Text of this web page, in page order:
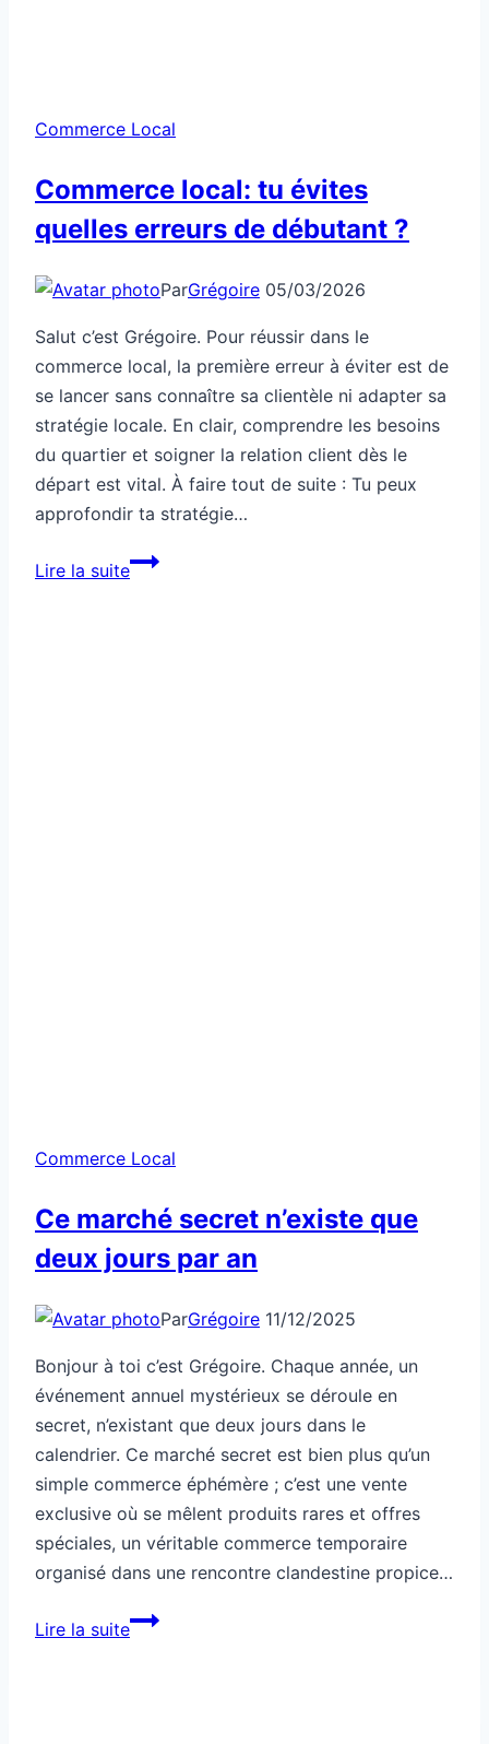
Commerce Local
Commerce local: tu évites
quelles erreurs de débutant ?
ParGrégoire 05/03/2026
Salut c’est Grégoire. Pour réussir dans le
commerce local, la première erreur à éviter est de
se lancer sans connaître sa clientèle ni adapter sa
stratégie locale. En clair, comprendre les besoins
du quartier et soigner la relation client dès le
départ est vital. À faire tout de suite : Tu peux
approfondir ta stratégie…
Lire la suiteCommerce
Commerce Local
Ce marché secret n’existe que
deux jours par an
ParGrégoire 11/12/2025
Bonjour à toi c’est Grégoire. Chaque année, un
événement annuel mystérieux se déroule en
secret, n’existant que deux jours dans le
calendrier. Ce marché secret est bien plus qu’un
simple commerce éphémère ; c’est une vente
exclusive où se mêlent produits rares et offres
spéciales, un véritable commerce temporaire
organisé dans une rencontre clandestine propice…
Lire la suiteCe